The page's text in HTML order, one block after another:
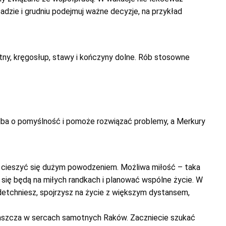
i grudniu podejmuj ważne decyzje, na przykład
kręgosłup, stawy i kończyny dolne. Rób stosowne
o pomyślność i pomoże rozwiązać problemy, a Merkury
się dużym powodzeniem. Możliwa miłość – taka
będą na miłych randkach i planować wspólne życie. W
spojrzysz na życie z większym dystansem,
w sercach samotnych Raków. Zaczniecie szukać